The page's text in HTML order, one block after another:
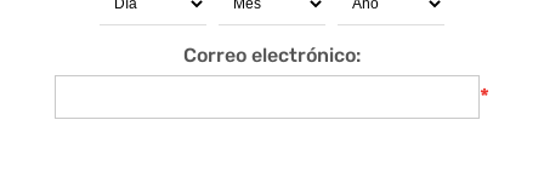
Correo electrónico:
*